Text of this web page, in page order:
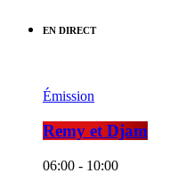
EN DIRECT
Émission
Remy et Djam
06:00 - 10:00